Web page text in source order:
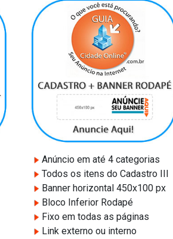
Anúncio em até 4 categorias
Todos os itens do Cadastro III
Banner horizontal 450x100 px
Bloco Inferior Rodapé
Fixo em todas as páginas
Link externo ou interno